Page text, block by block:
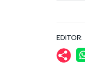
EDITOR: